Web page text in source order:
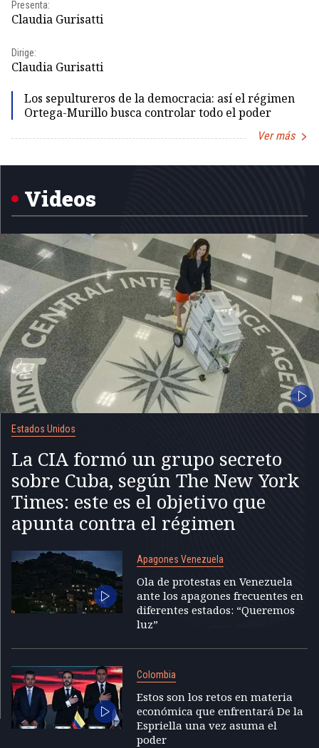
Presenta:
Claudia Gurisatti
Dirige:
Claudia Gurisatti
Los sepultureros de la democracia: así el régimen
Ortega-Murillo busca controlar todo el poder
Ver más
1
Videos
Estados Unidos
La CIA formó un grupo secreto
sobre Cuba, según The New York
Times: este es el objetivo que
apunta contra el régimen
Apagones Venezuela
Ola de protestas en Venezuela
ante los apagones frecuentes en
diferentes estados: “Queremos
luz”
Colombia
Estos son los retos en materia
económica que enfrentará De la
Espriella una vez asuma el
poder